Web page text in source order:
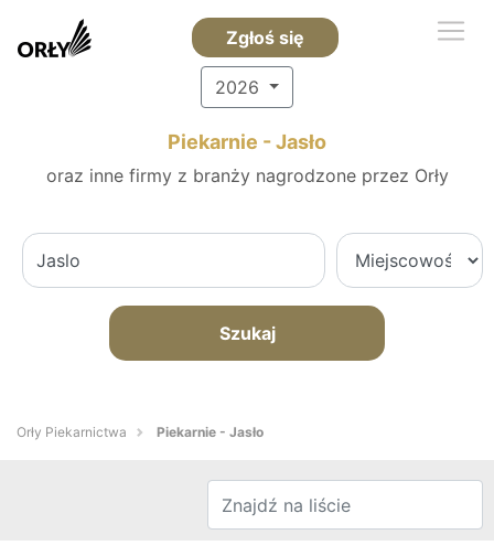
Zgłoś się
2026
Piekarnie - Jasło
oraz inne firmy z branży nagrodzone przez Orły
Szukaj
Orły Piekarnictwa Piekarnie - Jasło